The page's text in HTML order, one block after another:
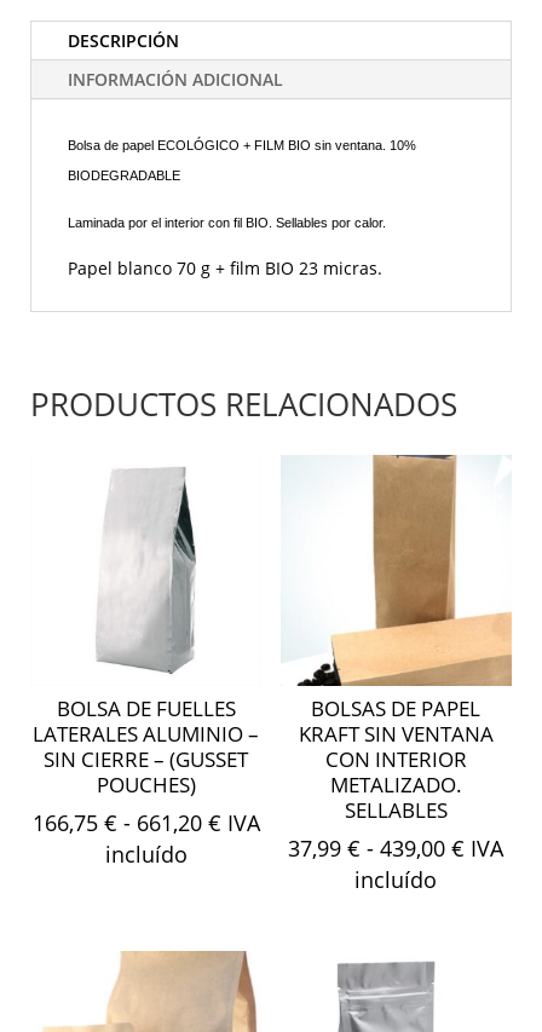
ventana.
100%
BIODEGRADABLE.
cantidad
DESCRIPCIÓN
INFORMACIÓN ADICIONAL
Bolsa de papel ECOLÓGICO + FILM BIO sin ventana. 10%
BIODEGRADABLE
Laminada por el interior con fil BIO. Sellables por calor.
Papel blanco 70 g + film BIO 23 micras.
PRODUCTOS RELACIONADOS
BOLSA DE FUELLES
LATERALES ALUMINIO –
SIN CIERRE – (GUSSET
POUCHES)
166,75 € - 661,20 €Rango
166,75 €
hasta
661,20 €
IVA
incluído
BOLSAS DE PAPEL
KRAFT SIN VENTANA
CON INTERIOR
METALIZADO.
SELLABLES
37,99€ - 439,00€ Rango
IVA
incluído